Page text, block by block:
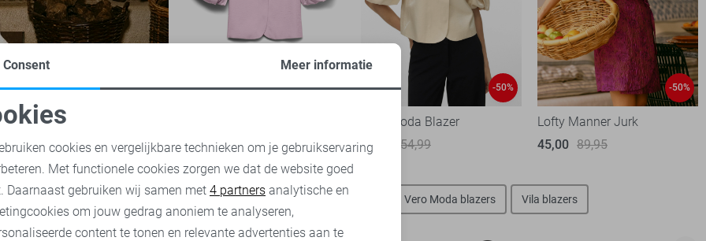
-50%
27,50
54,99
-50%
Vero Moda Blazer
27,50
54,99
-50%
Lofty Manner Jurk
45,00 89,95
Lofty Manner korte broeken Pieces blazers Only blazers Vero Moda blazers Vila blazers
cookies
cookies Marketing cookies
Consent Meer informatie
cookies en vergelijkbare technieken om je gebruikservaring
Met functionele cookies zorgen we dat de website goed
Daarnaast gebruiken wij samen met 4 partners analytische en
om jouw gedrag anoniem te analyseren,
content te tonen en relevante advertenties aan te